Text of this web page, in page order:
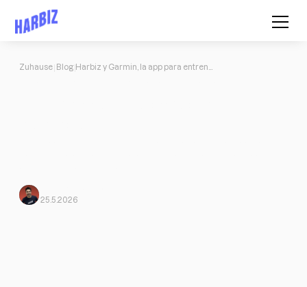
Zuhause Blog
25.5.2026